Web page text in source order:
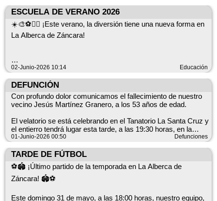
⚽ Cada equipo abonará 5 € al árbitro antes de cada partido.
Desde el Ayuntamiento seguimos trabajando para ofrecer un
verano lleno de actividades deportivas, ocio y convivencia
para todas las edades. Este torneo será solo el comienzo de
y de nuestro pueblo.
🙌 Reúne a tus amigos, forma tu equipo y prepárate para vivir
una gran jornada de fútbol sala. ¡No te quedes fuera!
Desde el Ayuntamiento de La Alberca de Záncara y en
nombre de todo el pueblo, queremos trasladar nuestro más
sentido pésame y acompañar en estos difíciles momentos a
sus familiares, amigos y seres queridos.
ESCUELA DE VERANO 2026
☀️🎨⚽🏃‍♀️ ¡Este verano, la diversión tiene una nueva forma en
La Alberca de Záncara!
Escuela de Verano 2026, un proyecto renovado, más
dinámico, participativo y divertido, pensado para que nuestros
niños y niñas disfruten de unas vacaciones inolvidables
mientras aprenden, juegan y hacen nuevos amigos.
🌟 Una programación llena de experiencias:
✅ Actividades al aire libre
✅ Deportes y juegos cooperativos
✅ Manualidades y creatividad
✅ Talleres de inglés
✅ Días temáticos y sorpresas especiales
02-Junio-2026 10:14 Educación
DEFUNCIÓN
Con profundo dolor comunicamos el fallecimiento de nuestro
vecino Jesús Martínez Granero, a los 53 años de edad.
El velatorio se está celebrando en el Tanatorio La Santa Cruz y
el entierro tendrá lugar esta tarde, a las 19:30 horas, en la
iglesia Iglesia Nuestra Señora de la Asunción.
Desde el Ayuntamiento de La Alberca de Záncara, y en
nombre de todos los vecinos, queremos trasladar nuestro más
sincero pésame y todo nuestro cariño a sus familiares, amigos
y seres queridos en estos durísimos momentos.
DESCANSA EN PAZ
01-Junio-2026 00:50 Defunciones
TARDE DE FÚTBOL
⚽🏟️ ¡Último partido de la temporada en La Alberca de
Záncara! 🏟️⚽
Este domingo 31 de mayo, a las 18:00 horas, nuestro equipo,